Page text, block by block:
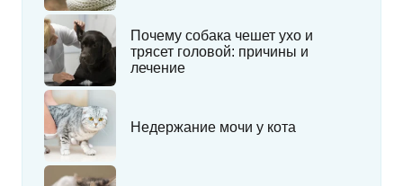
Почему собака чешет ухо и
трясет головой: причины и
лечение
Недержание мочи у кота